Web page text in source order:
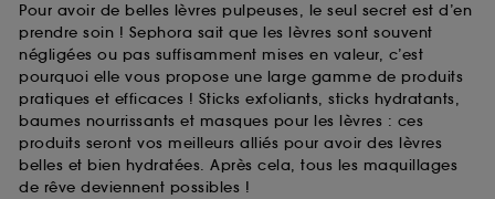
Pour avoir de belles lèvres pulpeuses, le seul secret est d’en
prendre soin ! Sephora sait que les lèvres sont souvent
négligées ou pas suffisamment mises en valeur, c’est
pourquoi elle vous propose une large gamme de produits
pratiques et efficaces ! Sticks exfoliants, sticks hydratants,
baumes nourrissants et masques pour les lèvres : ces
produits seront vos meilleurs alliés pour avoir des lèvres
belles et bien hydratées. Après cela, tous les maquillages
de rêve deviennent possibles !